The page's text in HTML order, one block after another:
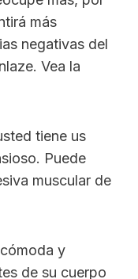
más
negativas del
Vea la
tiene us
Puede
muscular de
y
de su cuerpo